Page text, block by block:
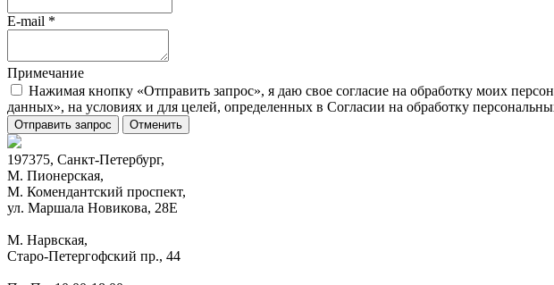
E-mail *
Примечание
Нажимая кнопку «Отправить запрос», я даю свое согласие на обработку моих
данных», на условиях и для целей, определенных в Согласии на обработку
Отправить запрос Отменить
197375, Санкт-Петербург,
М. Пионерская,
М. Комендантский проспект,
ул. Маршала Новикова, 28Е
М. Нарвская,
Старо-Петергофский пр., 44